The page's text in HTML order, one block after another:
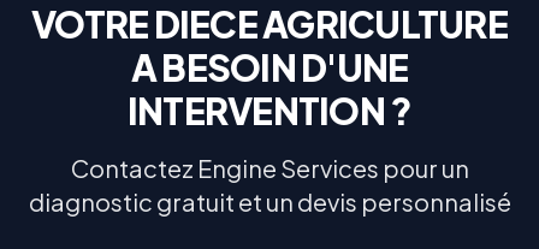
VOTREDIECE AGRICULTURE
A BESOIN D'UNE
INTERVENTION ?
Contactez Engine Services pour un
diagnostic gratuit et un devis personnalisé